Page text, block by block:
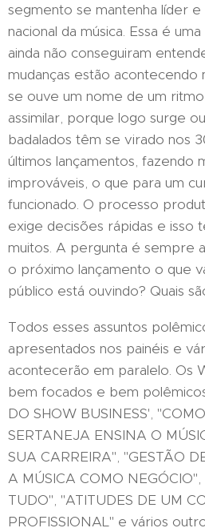
segmento se mantenha líder
nacional da música. Essa é
ainda não conseguiram
mudanças estão acontecendo
se ouve um nome de um
assimilar, porque logo surge
badalados têm se virado nos
últimos lançamentos, fazendo
improváveis, o que para um
funcionado. O processo
exige decisões rápidas e isso
muitos. A pergunta é sempre
o próximo lançamento o que
público está ouvindo? Quais
Todos esses assuntos
apresentados nos painéis e
acontecerão em paralelo. Os
bem focados e bem
DO SHOW BUSINESS',
SERTANEJA ENSINA O
SUA CARREIRA", "GESTÃO
A MÚSICA COMO
TUDO", "ATITUDES DE UM
PROFISSIONAL" e vários